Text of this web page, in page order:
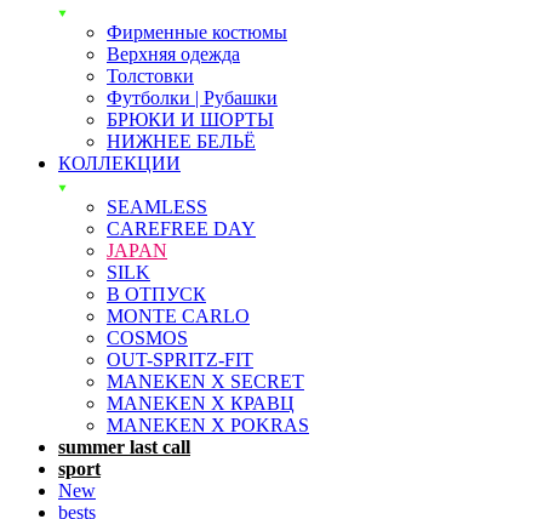
Фирменные костюмы
Верхняя одежда
Толстовки
Футболки | Рубашки
БРЮКИ И ШОРТЫ
НИЖНЕЕ БЕЛЬЁ
КОЛЛЕКЦИИ
SEAMLESS
CAREFREE DAY
JAPAN
SILK
В ОТПУСК
MONTE CARLO
COSMOS
OUT-SPRITZ-FIT
MANEKEN X SECRET
MANEKEN X КРАВЦ
MANEKEN X POKRAS
summer last call
sport
New
bests